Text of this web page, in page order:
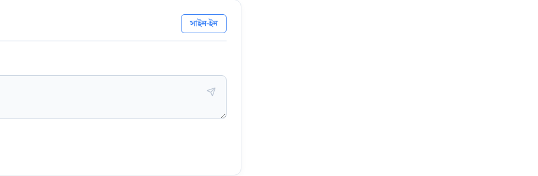
সাইন-ইন